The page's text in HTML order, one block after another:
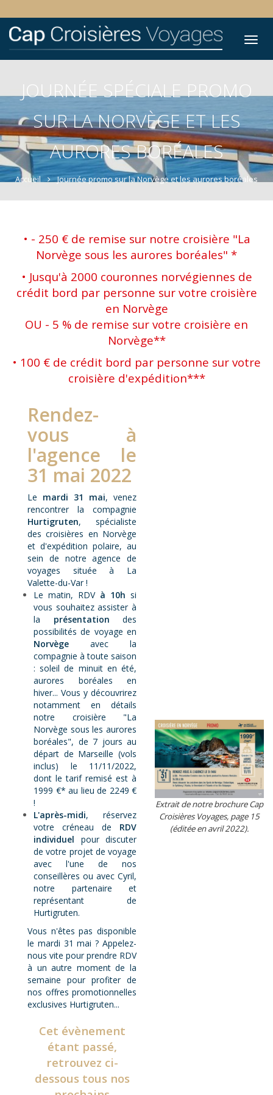
JOURNÉE SPÉCIALE PROMO
SUR LA NORVÈGE ET LES
AURORES BORÉALES
Accueil Journée promo sur la Norvège et les aurores boréales
• - 250 € de remise sur notre croisière "La
Norvège sous les aurores boréales" *
• Jusqu'à 2000 couronnes norvégiennes de
crédit bord par personne sur votre croisière
en Norvège
OU - 5 % de remise sur votre croisière en
Norvège**
• 100 € de crédit bord par personne sur votre
croisière d'expédition***
Rendez-
vous à
l'agence le
31 mai 2022
Le mardi 31 mai, venez
rencontrer la compagnie
Hurtigruten, spécialiste
des croisières en Norvège
et d'expédition polaire, au
sein de notre agence de
voyages située à La
Valette-du-Var !
Le matin, RDV à 10h si
vous souhaitez assister à
la présentation des
possibilités de voyage en
Norvège avec la
compagnie à toute saison
: soleil de minuit en été,
aurores boréales en
hiver... Vous y découvrirez
notamment en détails
notre croisière "La
Norvège sous les aurores
boréales", de 7 jours au
départ de Marseille (vols
inclus) le 11/11/2022,
dont le tarif remisé est à
1999 €* au lieu de 2249 €
!
L'après-midi, réservez
votre créneau de RDV
individuel pour discuter
de votre projet de voyage
avec l'une de nos
conseillères ou avec Cyril,
notre partenaire et
représentant de
Hurtigruten.
Vous n'êtes pas disponible
le mardi 31 mai ? Appelez-
nous vite pour prendre RDV
à un autre moment de la
semaine pour profiter de
nos offres promotionnelles
exclusives Hurtigruten...
Cet évènement
étant passé,
retrouvez ci-
dessous tous nos
Extrait de notre brochure Cap
Croisières Voyages, page 15
(éditée en avril 2022).